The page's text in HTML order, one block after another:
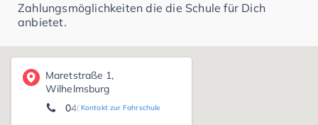
Zahlungsmöglichkeiten die die Schule für Dich
anbietet.
Maretstraße 1,
Wilhelmsburg
Kontakt zur Fahrschule
040 / 77 83 81